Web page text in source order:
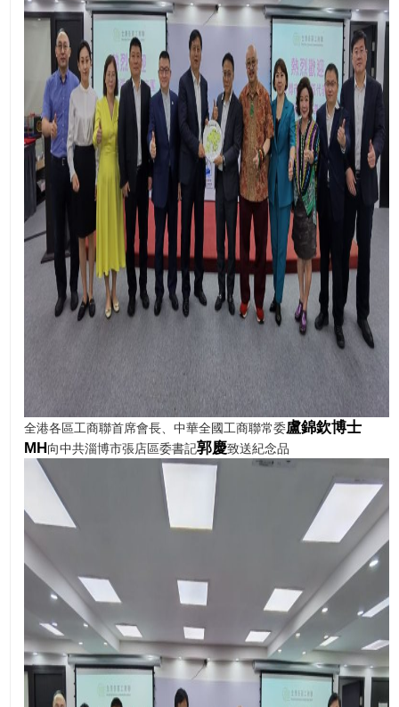
全港各區工商聯首席會長、中華全國工商聯常委盧錦欽博士
MH向中共淄博市張店區委書記郭慶致送紀念品